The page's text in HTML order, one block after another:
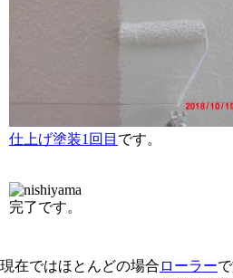
仕上げ塗装1回目 です。
完了です。
現在ではほとんどの場合 ローラー